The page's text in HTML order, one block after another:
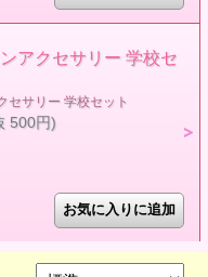
アクセサリー 学校セ
セサリー 学校セット
500円)